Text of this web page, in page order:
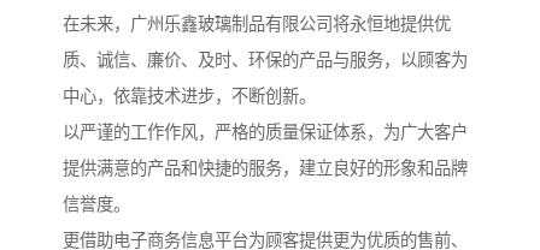
在未来，广州乐鑫玻璃制品有限公司将永恒地提供优
质、诚信、廉价、及时、环保的产品与服务，以顾客为
中心，依靠技术进步，不断创新。
以严谨的工作作风，严格的质量保证体系，为广大客户
提供满意的产品和快捷的服务，建立良好的形象和品牌
信誉度。
更借助电子商务信息平台为顾客提供更为优质的售前、